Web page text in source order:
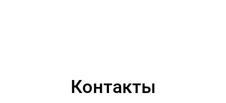
Контакты